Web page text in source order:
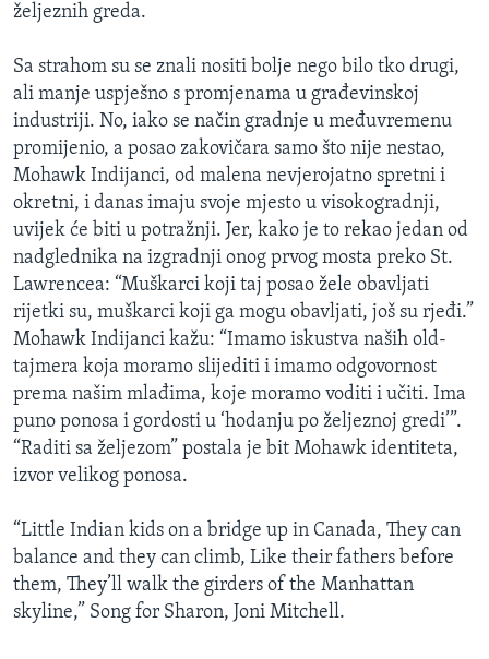
željeznih greda.
Sa strahom su se znali nositi bolje nego bilo tko drugi,
ali manje uspješno s promjenama u građevinskoj
industriji. No, iako se način gradnje u međuvremenu
promijenio, a posao zakovičara samo što nije nestao,
Mohawk Indijanci, od malena nevjerojatno spretni i
okretni, i danas imaju svoje mjesto u visokogradnji,
uvijek će biti u potražnji. Jer, kako je to rekao jedan od
nadglednika na izgradnji onog prvog mosta preko St.
Lawrencea: “Muškarci koji taj posao žele obavljati
rijetki su, muškarci koji ga mogu obavljati, još su rjeđi.”
Mohawk Indijanci kažu: “Imamo iskustva naših old-
tajmera koja moramo slijediti i imamo odgovornost
prema našim mlađima, koje moramo voditi i učiti. Ima
puno ponosa i gordosti u ‘hodanju po željeznoj gredi’”.
“Raditi sa željezom” postala je bit Mohawk identiteta,
izvor velikog ponosa.
“Little Indian kids on a bridge up in Canada, They can
balance and they can climb, Like their fathers before
them, They’ll walk the girders of the Manhattan
skyline,” Song for Sharon, Joni Mitchell.